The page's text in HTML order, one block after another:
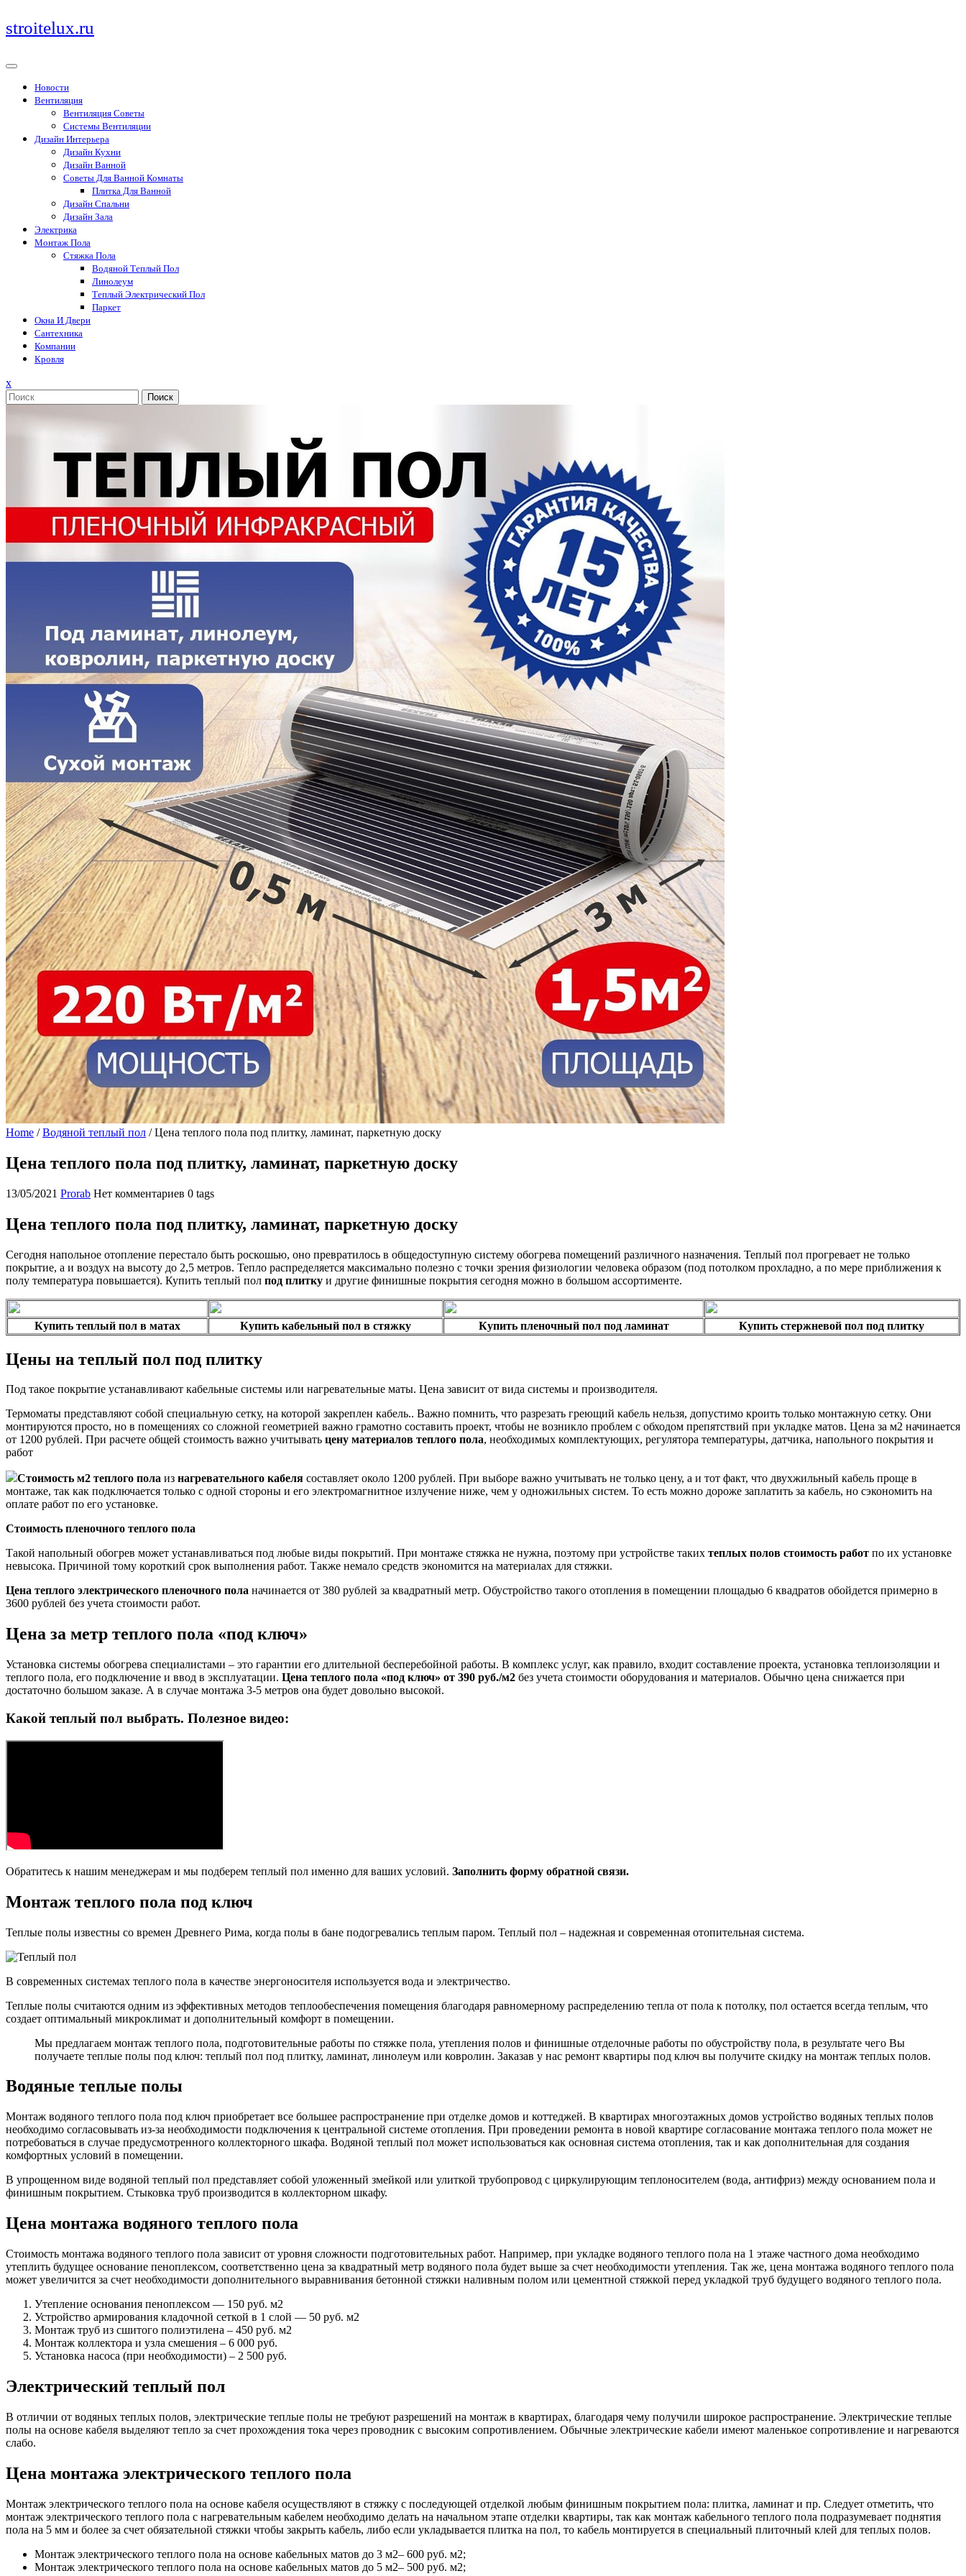
Перейти
к
stroitelux.ru
Новости
Вентиляция
Вентиляция Советы
Системы Вентиляции
Дизайн Интерьера
Дизайн Кухни
Дизайн Ванной
Советы Для Ванной Комнаты
Плитка Для Ванной
Дизайн Спальни
Дизайн Зала
Электрика
Монтаж Пола
Стяжка Пола
Водяной Теплый Пол
Линолеум
Теплый Электрический Пол
Паркет
Окна И Двери
Сантехника
Компании
Кровля
xЗакрыть
меню
Поиск
Home /Водяной теплый пол /Цена теплого пола под плитку, ламинат, паркетную доску
Цена теплого пола под плитку, ламинат, паркетную доску
13/05/2021 Prorab Нет комментариев 0 tags
Цена теплого пола под плитку, ламинат, паркетную доску
Сегодня напольное отопление перестало быть роскошью, оно превратилось в общедоступную систему обогрева помещений различного назначения. Теплый пол прогревает не только
покрытие, а и воздух на высоту до 2,5 метров. Тепло распределяется максимально полезно с точки зрения физиологии человека образом (под потолком прохладно, а по мере приближения к
полу температура повышается). Купить теплый пол под плитку и другие финишные покрытия сегодня можно в большом ассортименте.
Купить теплый пол в матах Купить кабельный пол в стяжку Купить пленочный пол под ламинат Купить стержневой пол под плитку
Цены на теплый пол под плитку
Под такое покрытие устанавливают кабельные системы или нагревательные маты. Цена зависит от вида системы и производителя.
Термоматы представляют собой специальную сетку, на которой закреплен кабель.. Важно помнить, что разрезать греющий кабель нельзя, допустимо кроить только монтажную сетку. Они
монтируются просто, но в помещениях со сложной геометрией важно грамотно составить проект, чтобы не возникло проблем с обходом препятствий при укладке матов. Цена за м2 начинается
от 1200 рублей. При расчете общей стоимость важно учитывать цену материалов теплого пола, необходимых комплектующих, регулятора температуры, датчика, напольного покрытия и
работ
Стоимость м2 теплого пола из нагревательного кабеля составляет около 1200 рублей. При выборе важно учитывать не только цену, а и тот факт, что двухжильный кабель проще в
монтаже, так как подключается только с одной стороны и его электромагнитное излучение ниже, чем у одножильных систем. То есть можно дороже заплатить за кабель, но сэкономить на
оплате работ по его установке.
Стоимость пленочного теплого пола
Такой напольный обогрев может устанавливаться под любые виды покрытий. При монтаже стяжка не нужна, поэтому при устройстве таких теплых полов стоимость работ по их установке
невысока. Причиной тому короткий срок выполнения работ. Также немало средств экономится на материалах для стяжки.
Цена теплого электрического пленочного пола начинается от 380 рублей за квадратный метр. Обустройство такого отопления в помещении площадью 6 квадратов обойдется примерно в
3600 рублей без учета стоимости работ.
Цена за метр теплого пола «под ключ»
Установка системы обогрева специалистами – это гарантии его длительной бесперебойной работы. В комплекс услуг, как правило, входит составление проекта, установка теплоизоляции и
теплого пола, его подключение и ввод в эксплуатации. Цена теплого пола «под ключ» от 390 руб./м2 без учета стоимости оборудования и материалов. Обычно цена снижается при
достаточно большом заказе. А в случае монтажа 3-5 метров она будет довольно высокой.
Какой теплый пол выбрать. Полезное видео:
Обратитесь к нашим менеджерам и мы подберем теплый пол именно для ваших условий. Заполнить форму обратной связи.
Монтаж теплого пола под ключ
Теплые полы известны со времен Древнего Рима, когда полы в бане подогревались теплым паром. Теплый пол – надежная и современная отопительная система.
В современных системах теплого пола в качестве энергоносителя используется вода и электричество.
Теплые полы считаются одним из эффективных методов теплообеспечения помещения благодаря равномерному распределению тепла от пола к потолку, пол остается всегда теплым, что
создает оптимальный микроклимат и дополнительный комфорт в помещении.
Мы предлагаем монтаж теплого пола, подготовительные работы по стяжке пола, утепления полов и финишные отделочные работы по обустройству пола, в результате чего Вы
получаете теплые полы под ключ: теплый пол под плитку, ламинат, линолеум или ковролин. Заказав у нас ремонт квартиры под ключ вы получите скидку на монтаж теплых полов.
Водяные теплые полы
Монтаж водяного теплого пола под ключ приобретает все большее распространение при отделке домов и коттеджей. В квартирах многоэтажных домов устройство водяных теплых полов
необходимо согласовывать из-за необходимости подключения к центральной системе отопления. При проведении ремонта в новой квартире согласование монтажа теплого пола может не
потребоваться в случае предусмотренного коллекторного шкафа. Водяной теплый пол может использоваться как основная система отопления, так и как дополнительная для создания
комфортных условий в помещении.
В упрощенном виде водяной теплый пол представляет собой уложенный змейкой или улиткой трубопровод с циркулирующим теплоносителем (вода, антифриз) между основанием пола и
финишным покрытием. Стыковка труб производится в коллекторном шкафу.
Цена монтажа водяного теплого пола
Стоимость монтажа водяного теплого пола зависит от уровня сложности подготовительных работ. Например, при укладке водяного теплого пола на 1 этаже частного дома необходимо
утеплить будущее основание пеноплексом, соответственно цена за квадратный метр водяного пола будет выше за счет необходимости утепления. Так же, цена монтажа водяного теплого пола
может увеличится за счет необходимости дополнительного выравнивания бетонной стяжки наливным полом или цементной стяжкой перед укладкой труб будущего водяного теплого пола.
Утепление основания пеноплексом — 150 руб. м2
Устройство армирования кладочной сеткой в 1 слой — 50 руб. м2
Монтаж труб из сшитого полиэтилена – 450 руб. м2
Монтаж коллектора и узла смешения – 6 000 руб.
Установка насоса (при необходимости) – 2 500 руб.
Электрический теплый пол
В отличии от водяных теплых полов, электрические теплые полы не требуют разрешений на монтаж в квартирах, благодаря чему получили широкое распространение. Электрические теплые
полы на основе кабеля выделяют тепло за счет прохождения тока через проводник с высоким сопротивлением. Обычные электрические кабели имеют маленькое сопротивление и нагреваются
слабо.
Цена монтажа электрического теплого пола
Монтаж электрического теплого пола на основе кабеля осуществляют в стяжку с последующей отделкой любым финишным покрытием пола: плитка, ламинат и пр. Следует отметить, что
монтаж электрического теплого пола с нагревательным кабелем необходимо делать на начальном этапе отделки квартиры, так как монтаж кабельного теплого пола подразумевает поднятия
пола на 5 мм и более за счет обязательной стяжки чтобы закрыть кабель, либо если укладывается плитка на пол, то кабель монтируется в специальный плиточный клей для теплых полов.
Монтаж электрического теплого пола на основе кабельных матов до 3 м2– 600 руб. м2;
Монтаж электрического теплого пола на основе кабельных матов до 5 м2– 500 руб. м2;